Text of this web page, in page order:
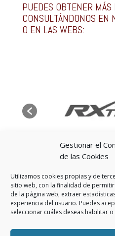
Gestionar el
de las Cookies
Utilizamos cookies propias y de
sitio web, con la finalidad de
de la página web, extraer
experiencia del usuario. Puedes
seleccionar cuáles deseas habilitar
PUEDES OBTENER
CONSULTÁNDONOS EN
O EN LAS WEBS:
Política de